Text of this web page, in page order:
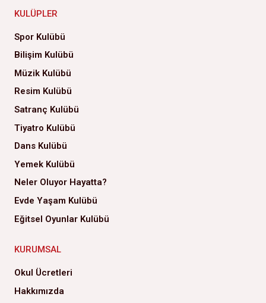
KULÜPLER
Spor Kulübü
Bilişim Kulübü
Müzik Kulübü
Resim Kulübü
Satranç Kulübü
Tiyatro Kulübü
Dans Kulübü
Yemek Kulübü
Neler Oluyor Hayatta?
Evde Yaşam Kulübü
Eğitsel Oyunlar Kulübü
KURUMSAL
Okul Ücretleri
Hakkımızda